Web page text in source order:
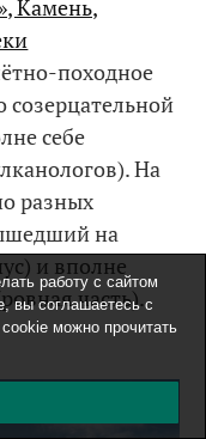
Камень,
походное
созерцательной
себе
На
разных
на
и вполне
часть).
работу с сайтом
вы соглашаетесь с
можно прочитать